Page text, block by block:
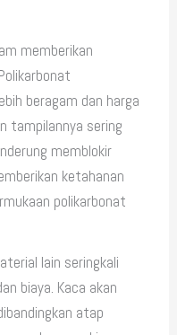
memberikan
beragam dan harga
tampilannya sering
memblokir
ketahanan
polikarbonat
lain seringkali
biaya. Kaca akan
atap